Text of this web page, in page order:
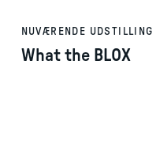
NUVÆRENDE UDSTILLING
What the BLOX